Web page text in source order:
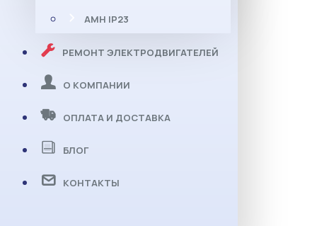
АМН IP23
РЕМОНТ ЭЛЕКТРОДВИГАТЕЛЕЙ
О КОМПАНИИ
ОПЛАТА И ДОСТАВКА
БЛОГ
КОНТАКТЫ